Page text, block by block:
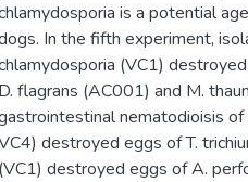
is a potential
In the fifth experiment,
(VC1)
D. flagrans (AC001) and M.
nematodioisis
destroyed eggs of T.
(VC1) destroyed eggs of A.